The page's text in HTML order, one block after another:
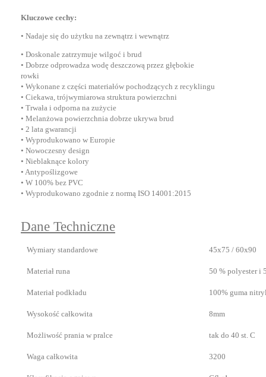
Kluczowe cechy:
• Nadaje się do użytku na zewnątrz i wewnątrz
• Doskonale zatrzymuje wilgoć i brud
• Dobrze odprowadza wodę deszczową przez głębokie
rowki
• Wykonane z części materiałów pochodzących z recyklingu
• Ciekawa, trójwymiarowa struktura powierzchni
• Trwała i odporna na zużycie
• Melanżowa powierzchnia dobrze ukrywa brud
• 2 lata gwarancji
• Wyprodukowano w Europie
• Nowoczesny design
• Nieblaknące kolory
• Antypoślizgowe
• W 100% bez PVC
• Wyprodukowano zgodnie z normą ISO 14001:2015
Dane Techniczne
Wymiary standardowe 45x75 / 60x90
Materiał runa 50 % polyester i
Materiał podkładu 100% guma
Wysokość całkowita 8mm
Możliwość prania w pralce tak do 40 st. C
Waga całkowita 3200